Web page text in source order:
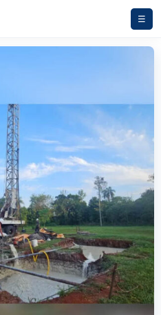
☰